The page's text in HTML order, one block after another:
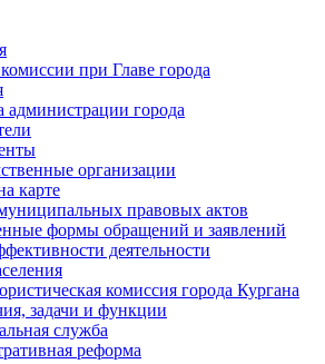
при Главе города
администрации города
организации
карте
правовых актов
формы обращений и заявлений
деятельности
комиссия города Кургана
задачи и функции
служба
реформа